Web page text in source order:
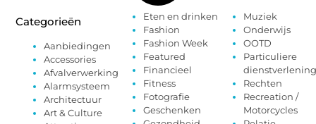
Categorieën
Aanbiedingen
Accessories
Afvalverwerking
Alarmsysteem
Architectuur
Art & Culture
Eten en drinken
Fashion
Fashion Week
Featured
Financieel
Fitness
Fotografie
Geschenken
Muziek
Onderwijs
OOTD
Particuliere
dienstverlening
Rechten
Recreation /
Motorcycles